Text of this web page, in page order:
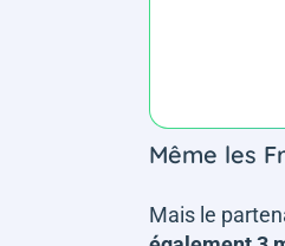
Même les
Mais le